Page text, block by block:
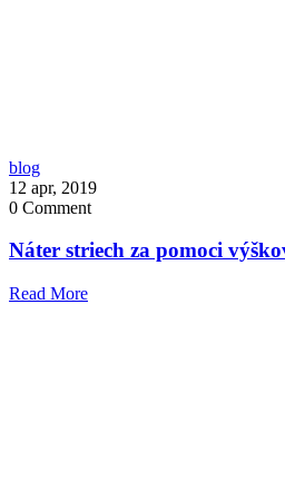
blog
12 apr, 2019
0 Comment
Náter striech za pomoci
Read More